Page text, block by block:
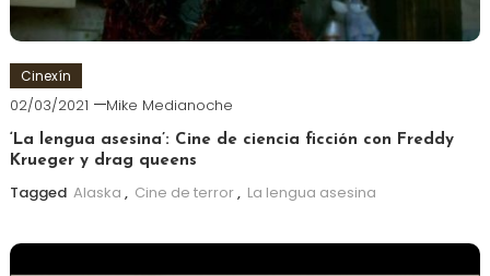
Cinexín
02/03/2021 Mike Medianoche
‘La lengua asesina’: Cine de ciencia ficción con Freddy
Krueger y drag queens
Tagged Alaska , Cine de terror, La lengua asesina